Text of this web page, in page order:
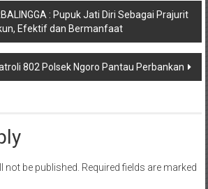
: Pupuk Jati Diri Sebagai Prajurit
Efektif dan Bermanfaat
802 Polsek Ngoro Pantau Perbankan
not be published. Required fields are marked